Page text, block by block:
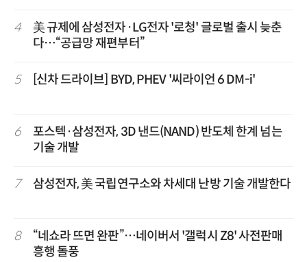
4
美 규제에 삼성전자·LG전자 '로청' 글로벌 출시 늦춘
다…“공급망 재편부터”
5 [신차 드라이브] BYD, PHEV '씨라이언 6 DM-i'
6
포스텍·삼성전자, 3D 낸드(NAND) 반도체 한계 넘는
기술 개발
7 삼성전자, 美 국립연구소와 차세대 난방 기술 개발한다
8
“네쇼라 뜨면 완판”…네이버서 '갤럭시 Z8' 사전판매
흥행 돌풍